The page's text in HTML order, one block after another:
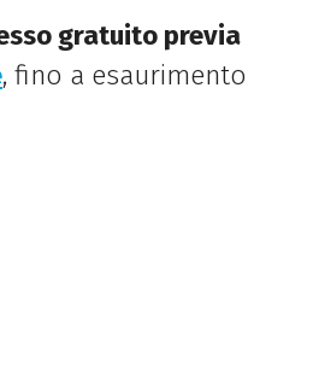
gratuito previa
, fino a esaurimento